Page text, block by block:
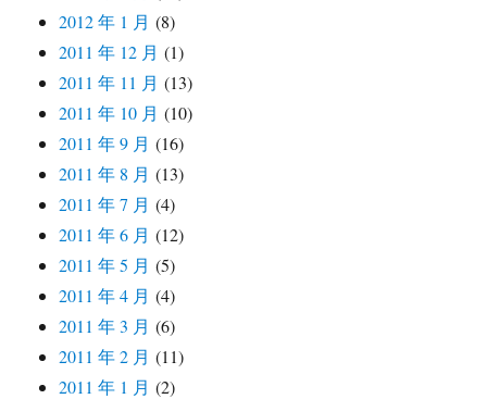
2012 年 1 月 (8)
2011 年 12 月 (1)
2011 年 11 月 (13)
2011 年 10 月 (10)
2011 年 9 月 (16)
2011 年 8 月 (13)
2011 年 7 月 (4)
2011 年 6 月 (12)
2011 年 5 月 (5)
2011 年 4 月 (4)
2011 年 3 月 (6)
2011 年 2 月 (11)
2011 年 1 月 (2)